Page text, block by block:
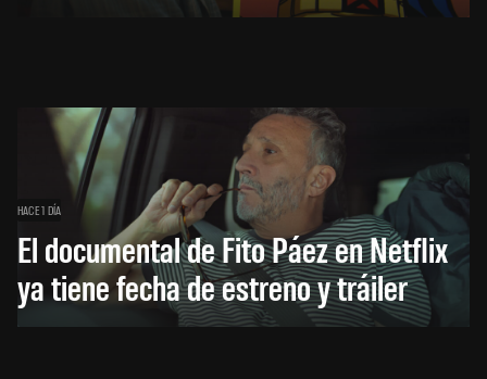
HACE 1 DÍA
El documental de Fito Páez en Netflix
ya tiene fecha de estreno y tráiler